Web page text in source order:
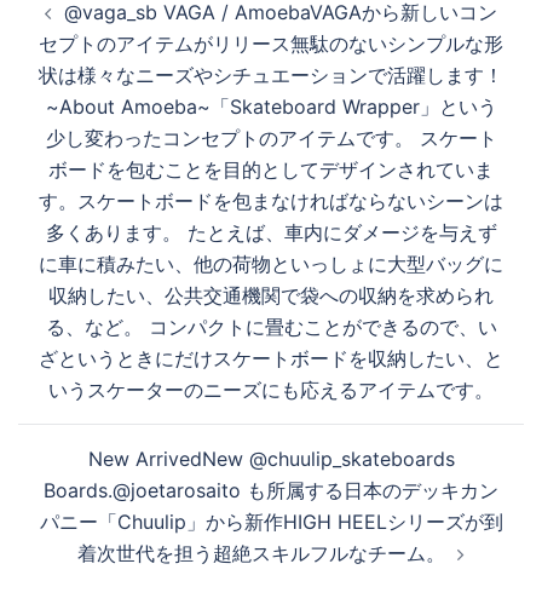
稿
ナ
ビ
シ
ン
@vaga_sb VAGA / AmoebaVAGAから新しいコン
セプトのアイテムがリリース無駄のないシンプルな形
状は様々なニーズやシチュエーションで活躍します！
~About Amoeba~「Skateboard Wrapper」という
少し変わったコンセプトのアイテムです。 スケート
ボードを包むことを目的としてデザインされていま
す。スケートボードを包まなければならないシーンは
多くあります。 たとえば、車内にダメージを与えず
に車に積みたい、他の荷物といっしょに大型バッグに
収納したい、公共交通機関で袋への収納を求められ
る、など。 コンパクトに畳むことができるので、い
ざというときにだけスケートボードを収納したい、と
いうスケーターのニーズにも応えるアイテムです。
New ArrivedNew @chuulip_skateboards
Boards.@joetarosaito も所属する日本のデッキカン
パニー「Chuulip」から新作HIGH HEELシリーズが到
着次世代を担う超絶スキルフルなチーム。